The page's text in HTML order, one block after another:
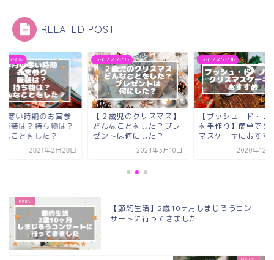
RELATED POST
スタイル
寒い時期のお宮参
服装は？持ち物は？
なことをした？
2021年2月28日
ライフスタイル
【２歳児のクリスマス】
どんなことをした？プレ
ゼントは何にした？
2024年3月10日
ライフスタイル
【ブッシュ・ド・ノ
を手作り】簡単でク
マスケーキにおすす
2020年12
【節約生活】2歳10ヶ月しまじろうコン
サートに行ってきました